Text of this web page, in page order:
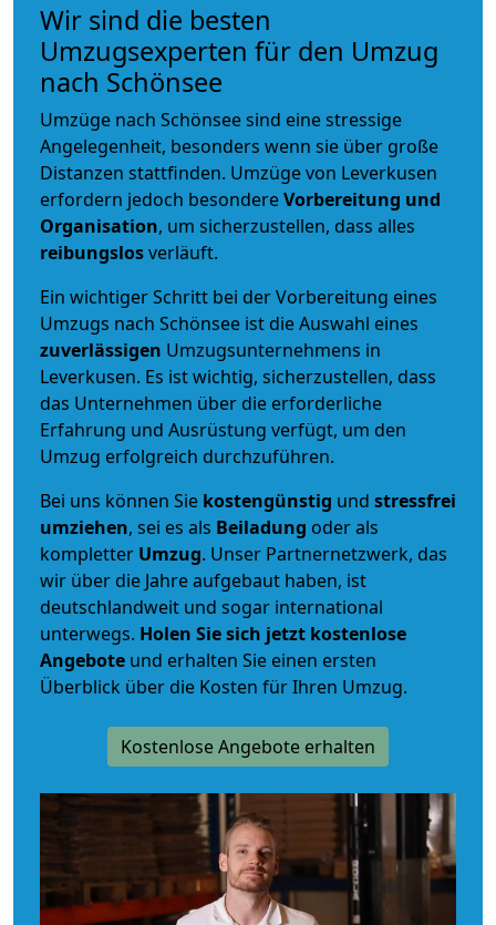
Wir sind die besten
Umzugsexperten für den Umzug
nach Schönsee
Umzüge nach Schönsee sind eine stressige
Angelegenheit, besonders wenn sie über große
Distanzen stattfinden. Umzüge von Leverkusen
erfordern jedoch besondereVorbereitung und
Organisation, um sicherzustellen, dass alles
reibungslosverläuft.
Ein wichtiger Schritt bei der Vorbereitung eines
Umzugs nach Schönsee ist die Auswahl eines
zuverlässigen Umzugsunternehmens in
Leverkusen. Es ist wichtig, sicherzustellen, dass
das Unternehmen über die erforderliche
Erfahrung und Ausrüstung verfügt, um den
Umzug erfolgreich durchzuführen.
Bei uns können Sie kostengünstig und stressfrei
umziehen, sei es als Beiladung oder als
kompletter Umzug. Unser Partnernetzwerk, das
wir über die Jahre aufgebaut haben, ist
deutschlandweit und sogar international
unterwegs. Holen Sie sich jetzt kostenlose
Angebote und erhalten Sie einen ersten
Überblick über die Kosten für Ihren Umzug.
Kostenlose Angebote erhalten